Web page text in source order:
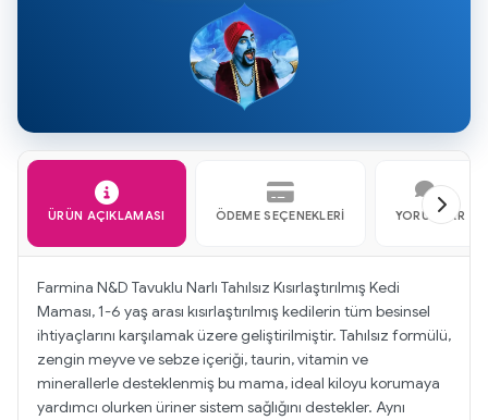
ÜRÜN AÇIKLAMASI ÖDEME SEÇENEKLERI YORUMLAR
Farmina N&D Tavuklu Narlı Tahılsız Kısırlaştırılmış Kedi
Maması, 1-6 yaş arası kısırlaştırılmış kedilerin tüm besinsel
ihtiyaçlarını karşılamak üzere geliştirilmiştir. Tahılsız formülü,
zengin meyve ve sebze içeriği, taurin, vitamin ve
minerallerle desteklenmiş bu mama, ideal kiloyu korumaya
yardımcı olurken üriner sistem sağlığını destekler. Aynı